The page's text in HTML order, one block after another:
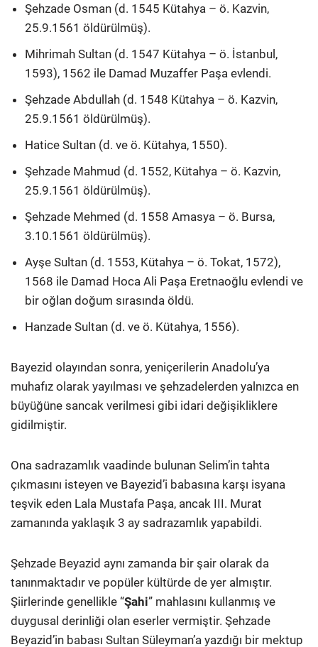
Şehzade Osman (d. 1545 Kütahya – ö. Kazvin,
25.9.1561 öldürülmüş).
Mihrimah Sultan (d. 1547 Kütahya – ö. İstanbul,
1593), 1562 ile Damad Muzaffer Paşa evlendi.
Şehzade Abdullah (d. 1548 Kütahya – ö. Kazvin,
25.9.1561 öldürülmüş).
Hatice Sultan (d. ve ö. Kütahya, 1550).
Şehzade Mahmud (d. 1552, Kütahya – ö. Kazvin,
25.9.1561 öldürülmüş).
Şehzade Mehmed (d. 1558 Amasya – ö. Bursa,
3.10.1561 öldürülmüş).
Ayşe Sultan (d. 1553, Kütahya – ö. Tokat, 1572),
1568 ile Damad Hoca Ali Paşa Eretnaoğlu evlendi ve
bir oğlan doğum sırasında öldü.
Hanzade Sultan (d. ve ö. Kütahya, 1556).
Bayezid olayından sonra, yeniçerilerin Anadolu’ya
muhafız olarak yayılması ve şehzadelerden yalnızca en
büyüğüne sancak verilmesi gibi idari değişikliklere
gidilmiştir.
Ona sadrazamlık vaadinde bulunan Selim’in tahta
çıkmasını isteyen ve Bayezid’i babasına karşı isyana
teşvik eden Lala Mustafa Paşa, ancak III. Murat
zamanında yaklaşık 3 ay sadrazamlık yapabildi.
Şehzade Beyazid aynı zamanda bir şair olarak da
tanınmaktadır ve popüler kültürde de yer almıştır.
Şiirlerinde genellikle “Şahi” mahlasını kullanmış ve
duygusal derinliği olan eserler vermiştir. Şehzade
Beyazid’in babası Sultan Süleyman’a yazdığı bir mektup